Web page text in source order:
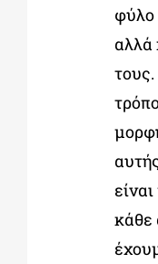
φύλο
αλλά
κάθε